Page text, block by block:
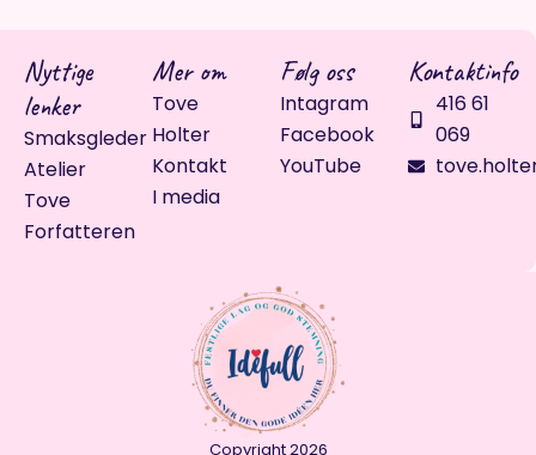
Copyright 2026
Nyttige
lenker
Smaksgleder
Atelier
Tove
Forfatteren
Mer om
Tove
Holter
Kontakt
I media
Følg oss
Intagram
Facebook
YouTube
Kontaktinfo
416 61
069